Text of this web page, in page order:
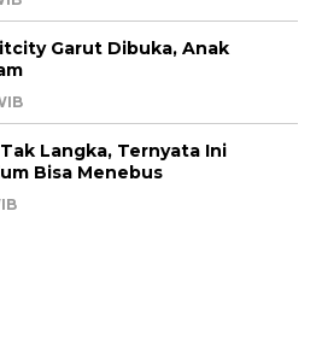
Garut Dibuka, Anak
Langka, Ternyata Ini
Bisa Menebus